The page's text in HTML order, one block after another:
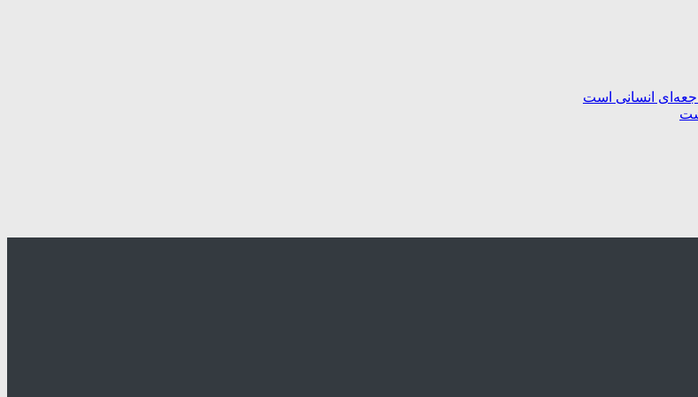
انسانی است